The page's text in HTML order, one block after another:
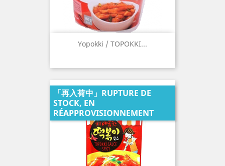
Yopokki / TOPOKKI...
「再入荷中」RUPTURE DE
STOCK, EN
RÉAPPROVISIONNEMENT